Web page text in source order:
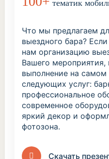
тематик
Что мы предлагаем
выездного бара?
нам организацию
Вашего
выполнение на
следующих услуг:
профессиональное
современное
яркий декор и
фотозона.
Скачать